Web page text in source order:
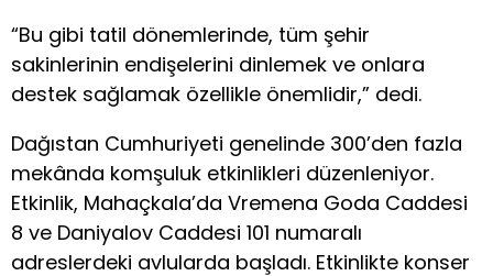
“Bu gibi tatil dönemlerinde, tüm şehir
sakinlerinin endişelerini dinlemek ve onlara
destek sağlamak özellikle önemlidir,” dedi.
Dağıstan Cumhuriyeti genelinde 300’den fazla
mekânda komşuluk etkinlikleri düzenleniyor.
Etkinlik, Mahaçkala’da Vremena Goda Caddesi
8 ve Daniyalov Caddesi 101 numaralı
adreslerdeki avlularda başladı. Etkinlikte konser